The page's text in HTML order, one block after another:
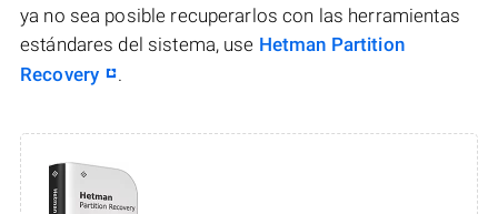
ya no sea posible recuperarlos con las herramientas
estándares del sistema, use Hetman Partition
Recovery
.